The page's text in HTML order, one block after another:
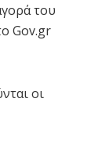
του
Gov.gr
οι